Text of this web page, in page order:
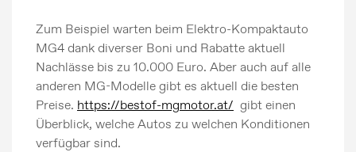
Zum Beispiel warten beim Elektro-Kompaktauto
MG4 dank diverser Boni und Rabatte aktuell
Nachlässe bis zu 10.000 Euro. Aber auch auf alle
anderen MG-Modelle gibt es aktuell die besten
Preise. https://bestof-mgmotor.at/ gibt einen
Überblick, welche Autos zu welchen Konditionen
verfügbar sind.